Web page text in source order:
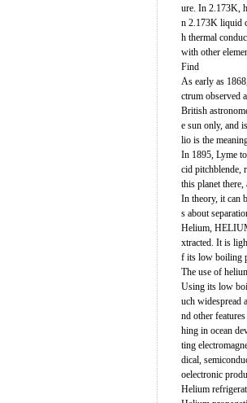
ure. In 2.173K,
n 2.173K liquid
h thermal
with other
Find
As early as
ctrum observed
British
e sun only, and
lio is the
In 1895, Lyme
cid pitchblende,
this planet there,
In theory, it can
s about
Helium,
xtracted. It is
f its low boiling
The use of
Using its low
uch widespread
nd other
hing in ocean
ting
dical,
oelectronic
Helium